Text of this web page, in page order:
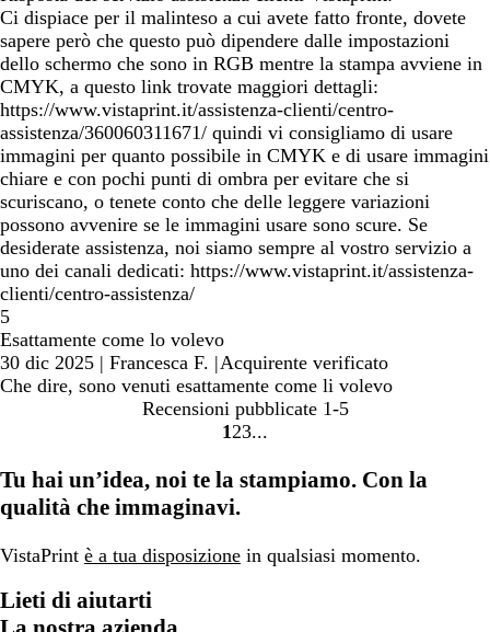
Ci dispiace per il malinteso a cui avete fatto fronte, dovete
sapere però che questo può dipendere dalle impostazioni
dello schermo che sono in RGB mentre la stampa avviene in
CMYK, a questo link trovate maggiori dettagli:
https://www.vistaprint.it/assistenza-clienti/centro-
assistenza/360060311671/ quindi vi consigliamo di usare
immagini per quanto possibile in CMYK e di usare immagini
chiare e con pochi punti di ombra per evitare che si
scuriscano, o tenete conto che delle leggere variazioni
possono avvenire se le immagini usare sono scure. Se
desiderate assistenza, noi siamo sempre al vostro servizio a
uno dei canali dedicati: https://www.vistaprint.it/assistenza-
clienti/centro-assistenza/
5
Esattamente come lo volevo
30 dic 2025 | Francesca F. |Acquirente verificato
Che dire, sono venuti esattamente come li volevo
Recensioni pubblicate 1-5
Vai
pagina
1 Vai
pagina
2 Vai
pagina
3
Tu hai un’idea, noi te la stampiamo. Con la
qualità che immaginavi.
VistaPrint è a tua disposizione in qualsiasi momento.
Lieti di aiutarti